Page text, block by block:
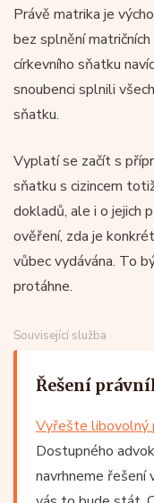
Právě matrika je
bez splnění
církevního sňatku
snoubenci splnili
sňatku.
Vyplatí se začít s
sňatku s cizincem
dokladů, ale i o jejich
ověření, zda je
vůbec vydávána. To
protáhne.
Související služba
Řešení
Vyřešte libovolný
Dostupného
navrhneme řešení